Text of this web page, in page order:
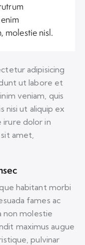
molestie nisl.
adipisicing
ut labore et
veniam, quis
nisi ut aliquip ex
irure dolor in
amet,
habitant morbi
fames ac
non molestie
maximus augue
pulvinar